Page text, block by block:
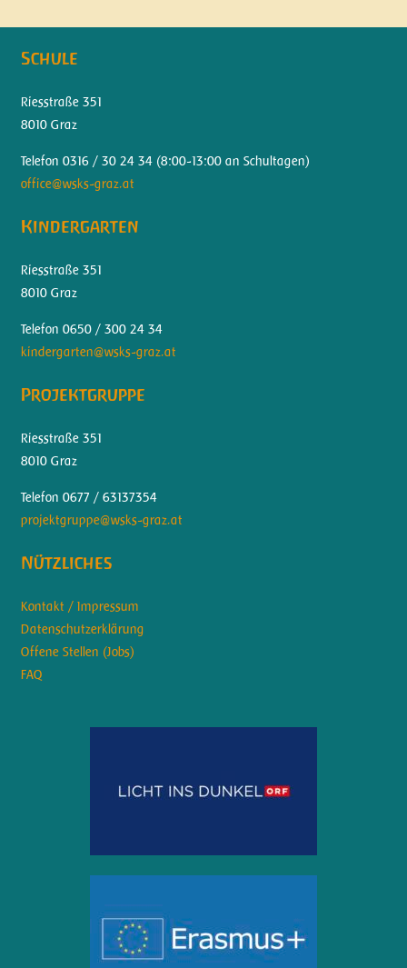
Schule
Riesstraße 351
8010 Graz
Telefon 0316 / 30 24 34 (8:00-13:00 an Schultagen)
office@wsks-graz.at
Kindergarten
Riesstraße 351
8010 Graz
Telefon 0650 / 300 24 34
kindergarten@wsks-graz.at
Projektgruppe
Riesstraße 351
8010 Graz
Telefon 0677 / 63137354
projektgruppe@wsks-graz.at
Nützliches
Kontakt / Impressum
Datenschutzerklärung
Offene Stellen (Jobs)
FAQ